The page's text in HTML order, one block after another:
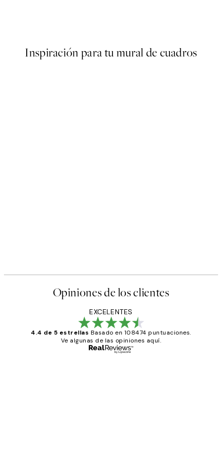
Inspiración para tu mural de cuadros
Opiniones de los clientes
EXCELENTES
4.4 de 5 estrellas Basado en 108474 puntuaciones.
Ve algunas de las opiniones aquí.